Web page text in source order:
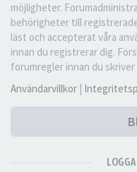
möjligheter.
behörigheter till
läst och accepterat våra
innan du registrerar dig.
forumregler innan du
Användarvillkor |